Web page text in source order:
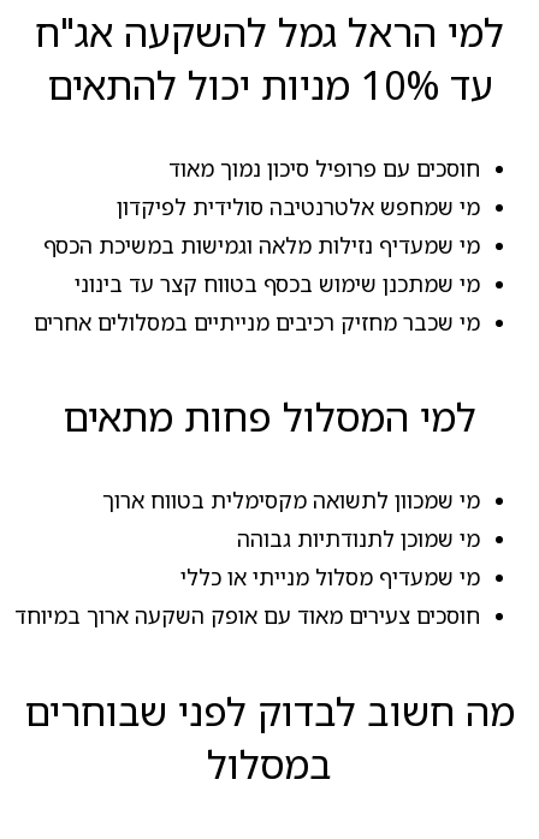
למי הראל גמל להשקעה אג"ח
עד 10% מניות יכול להתאים
חוסכים עם פרופיל סיכון נמוך מאוד
מי שמחפש אלטרנטיבה סולידית לפיקדון
מי שמעדיף נזילות מלאה וגמישות במשיכת הכסף
מי שמתכנן שימוש בכסף בטווח קצר עד בינוני
מי שכבר מחזיק רכיבים מנייתיים במסלולים אחרים
למי המסלול פחות מתאים
מי שמכוון לתשואה מקסימלית בטווח ארוך
מי שמוכן לתנודתיות גבוהה
מי שמעדיף מסלול מנייתי או כללי
חוסכים צעירים מאוד עם אופק השקעה ארוך במיוחד
מה חשוב לבדוק לפני שבוחרים
במסלול